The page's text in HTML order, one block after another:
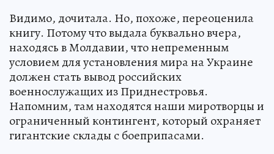
Видимо, дочитала. Но, похоже, переоценила
книгу. Потому что выдала буквально вчера,
находясь в Молдавии, что непременным
условием для установления мира на Украине
должен стать вывод российских
военнослужащих из Приднестровья.
Напомним, там находятся наши миротворцы и
ограниченный контингент, который охраняет
гигантские склады с боеприпасами.